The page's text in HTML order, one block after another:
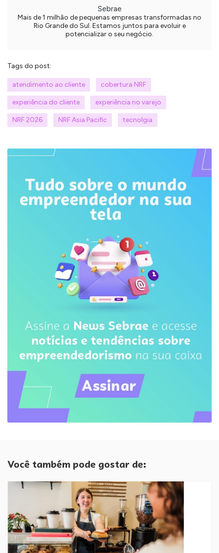
Sebrae
Mais de 1 milhão de pequenas empresas transformadas no
Rio Grande do Sul. Estamos juntos para evoluir e
potencializar o seu negócio.
Tags do post:
atendimento ao cliente cobertura NRF
experiência do cliente experiência no varejo
NRF 2026 NRF Asia Pacific tecnolgia
Você também pode gostar de: